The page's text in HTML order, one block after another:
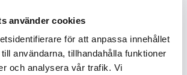
använder cookies
för att anpassa innehållet
användarna, tillhandahålla funktioner
och analysera vår trafik. Vi